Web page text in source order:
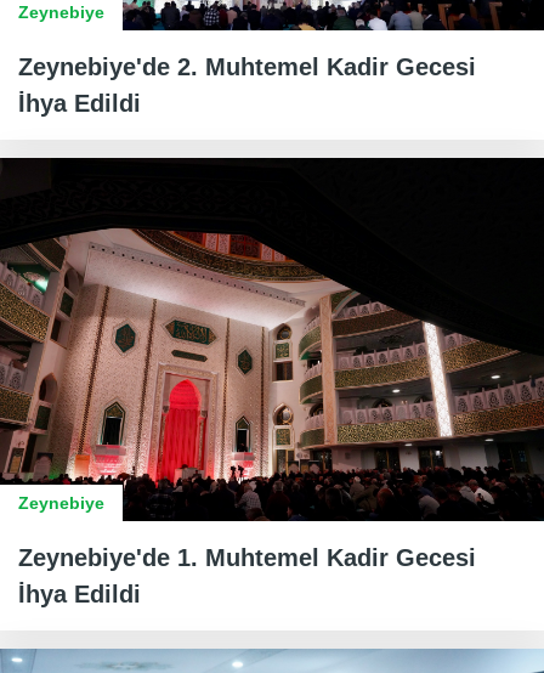
Zeynebiye
Zeynebiye'de 2. Muhtemel Kadir Gecesi
İhya Edildi
Zeynebiye
Zeynebiye'de 1. Muhtemel Kadir Gecesi
İhya Edildi